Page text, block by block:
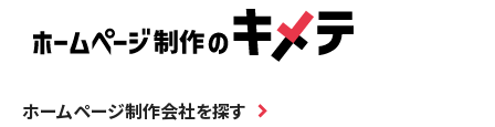
ホームページ制作会社を探す